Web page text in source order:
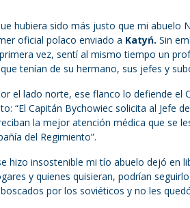
hubiera sido más justo que mi abuelo
oficial polaco enviado a Katyń. Sin
vez, sentí al mismo tiempo un
tenían de su hermano, sus jefes y
el lado norte, ese flanco lo defiende el
“El Capitán Bychowiec solicita al Jefe
la mejor atención médica que se
del Regimiento”.
hizo insostenible mi tío abuelo dejó en
y quienes quisieran, podrían
por los soviéticos y no les